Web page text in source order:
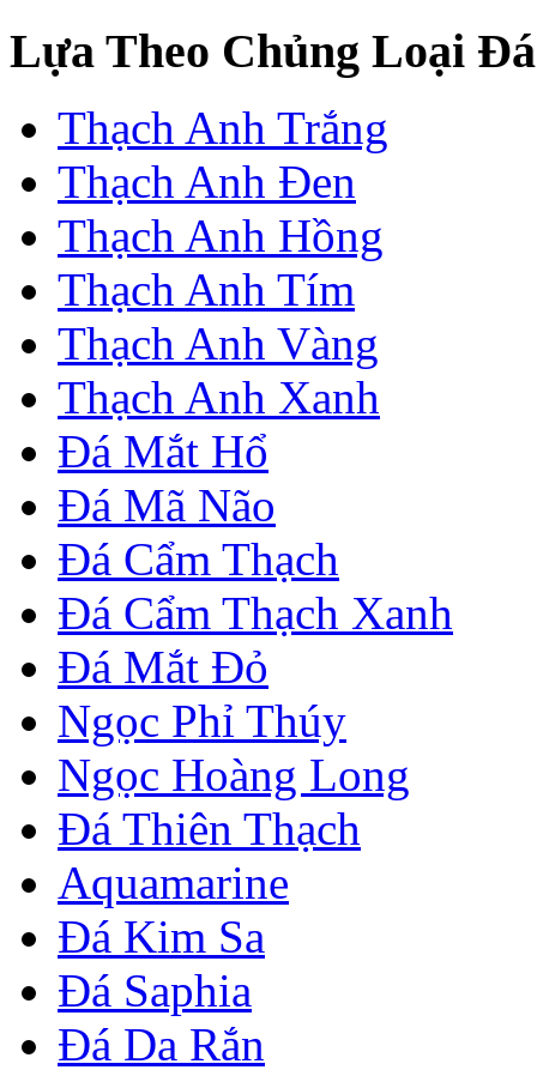
Lựa Theo Chủng Loại Đá
Thạch Anh Trắng
Thạch Anh Đen
Thạch Anh Hồng
Thạch Anh Tím
Thạch Anh Vàng
Thạch Anh Xanh
Đá Mắt Hổ
Đá Mã Não
Đá Cẩm Thạch
Đá Cẩm Thạch Xanh
Đá Mắt Đỏ
Ngọc Phỉ Thúy
Ngọc Hoàng Long
Đá Thiên Thạch
Aquamarine
Đá Kim Sa
Đá Saphia
Đá Da Rắn